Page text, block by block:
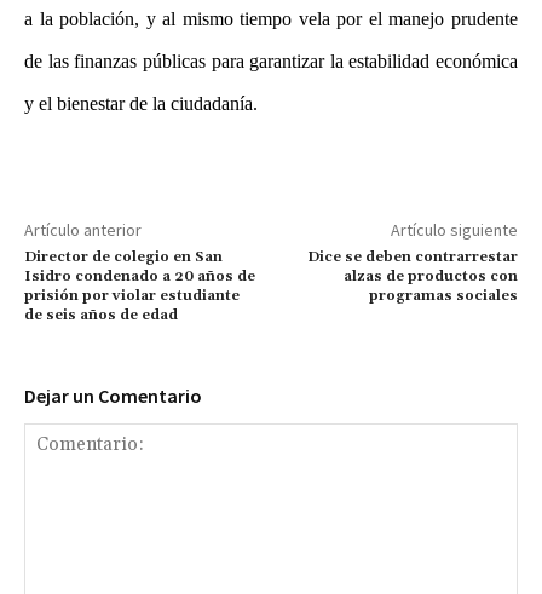
a la población, y al mismo tiempo vela por el manejo prudente
de las finanzas públicas para garantizar la estabilidad económica
y el bienestar de la ciudadanía.
Artículo anterior
Director de colegio en San
Isidro condenado a 20 años de
prisión por violar estudiante
de seis años de edad
Artículo siguiente
Dice se deben contrarrestar
alzas de productos con
programas sociales
Dejar un Comentario